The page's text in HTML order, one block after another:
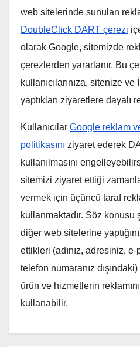
web sitelerinde sunulan
DoubleClick DART çerezi
olarak Google, sitemizde
çerezlerden yararlanır. Bu
kullanıcılarınıza, sitenize
yaptıkları ziyaretlere dayalı
Kullanıcılar Google reklam
politikasını ziyaret ederek
kullanılmasını
sitemizi ziyaret ettiği
vermek için üçüncü taraf
kullanmaktadır. Söz konusu
diğer web sitelerine
ettikleri (adınız, adresiniz,
telefon numaranız
ürün ve hizmetlerin
kullanabilir.